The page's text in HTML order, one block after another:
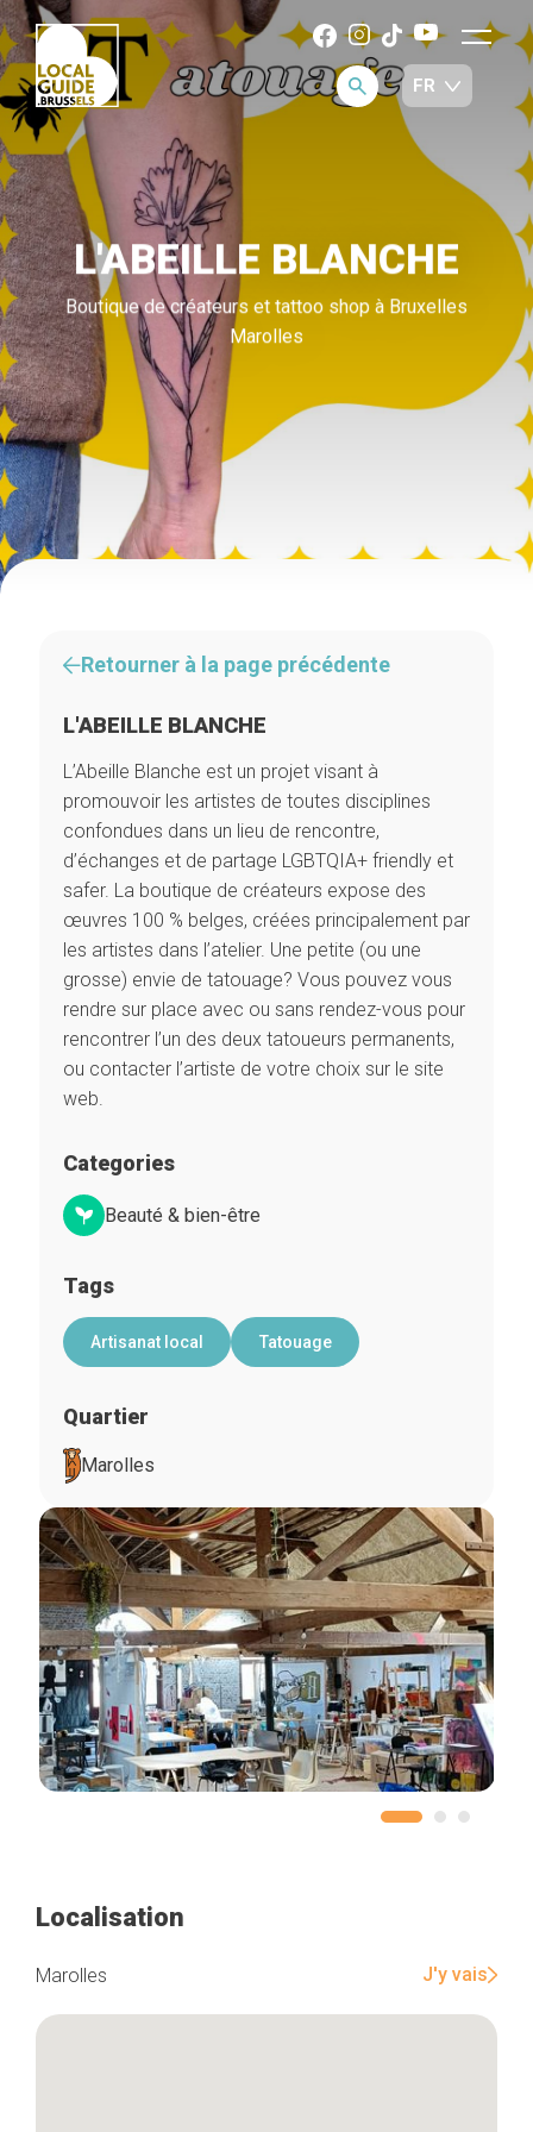
L'ABEILLE BLANCHE
Boutique de créateurs et tattoo shop à Bruxelles
Marolles
Retourner à la page précédente
L'ABEILLE BLANCHE
L’Abeille Blanche est un projet visant à
promouvoir les artistes de toutes disciplines
confondues dans un lieu de rencontre,
d’échanges et de partage LGBTQIA+ friendly et
safer. La boutique de créateurs expose des
œuvres 100 % belges, créées principalement par
les artistes dans l’atelier. Une petite (ou une
grosse) envie de tatouage? Vous pouvez vous
rendre sur place avec ou sans rendez-vous pour
rencontrer l’un des deux tatoueurs permanents,
ou contacter l’artiste de votre choix sur le site
web.
Categories
Beauté & bien-être
Tags
Artisanat local Tatouage
Quartier
Marolles
Localisation
Marolles J'y vais